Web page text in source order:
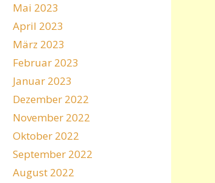
Mai 2023
April 2023
März 2023
Februar 2023
Januar 2023
Dezember 2022
November 2022
Oktober 2022
September 2022
August 2022